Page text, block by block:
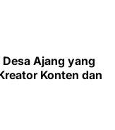
Ajang yang
Konten dan